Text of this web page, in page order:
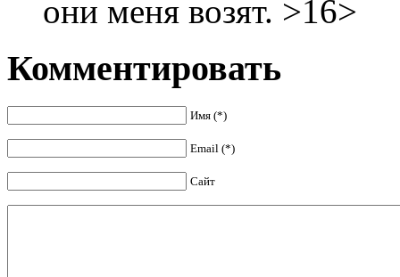
они меня возят. >16>
Комментировать
Имя (*)
Email (*)
Сайт